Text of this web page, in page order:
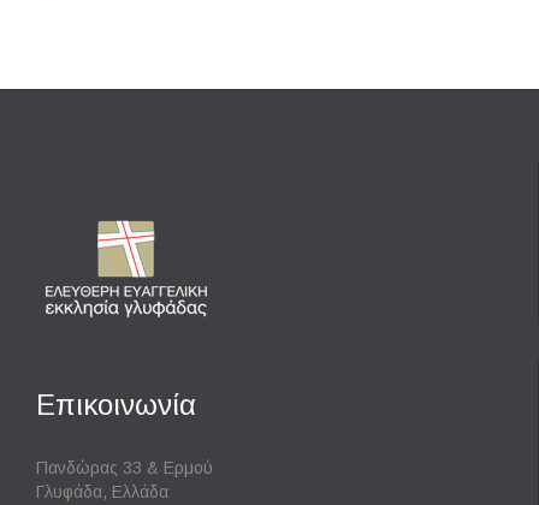
Επικοινωνία
Πανδώρας 33 & Ερμού
Γλυφάδα, Ελλάδα